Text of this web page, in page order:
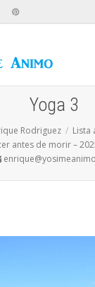
Yoga 3
Rodriguez
Lista
antes de morir –